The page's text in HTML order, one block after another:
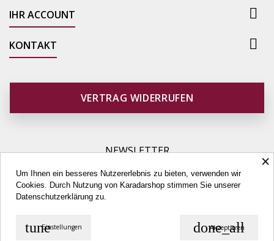
IHR ACCOUNT 
KONTAKT 
VERTRAG WIDERRUFEN
NEWSLETTER
×
Um Ihnen ein besseres Nutzererlebnis zu bieten, verwenden wir
Cookies. Durch Nutzung von Karadarshop stimmen Sie unserer
Datenschutzerklärung zu.
done_all
Akzeptieren
tuneEinstellungen